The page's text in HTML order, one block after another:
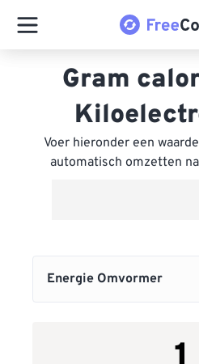
Gram
Voer hieronder een
automatisch omzetten